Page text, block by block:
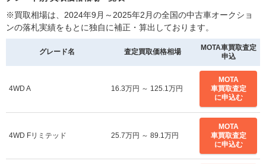
※買取相場は、2024年9月～2025年2月の全国の中古車オークショ
ンの落札実績をもとに独自に補正・算出しております。
グレード名 査定買取価格相場
MOTA車買取査定
申込
4WD A 16.3万円 ～ 125.1万円
MOTA
車買取査定
に申込む
4WD Fリミテッド 25.7万円 ～ 89.1万円
MOTA
車買取査定
に申込む